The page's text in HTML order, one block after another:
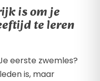
is om je
te leren
eerste zwemles?
is, maar